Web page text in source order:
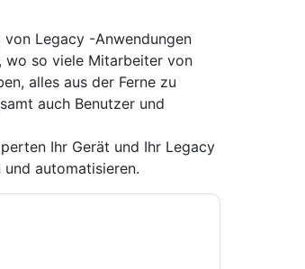
Legacy -Anwendungen
wo so viele Mitarbeiter von
alles aus der Ferne zu
auch Benutzer und
Ihr Gerät und Ihr Legacy
automatisieren.